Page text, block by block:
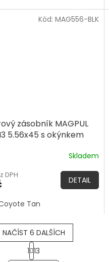
zásobník MAGPUL
5.56x45 s okýnkem
Skladem
DPH
DETAIL
Tan
Kód: MAG556-BLK
O
NAČÍST 6 DALŠÍCH
S
t
1 13